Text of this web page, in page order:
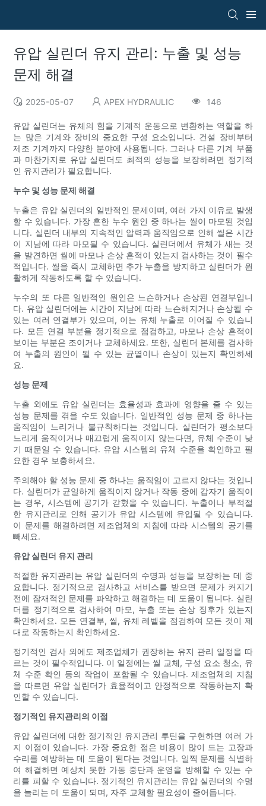
유압 실린더 유지 관리: 누출 및 성능
문제 해결
2025-05-07 APEX HYDRAULIC 146
유압 실린더는 유체의 힘을 기계적 운동으로 변환하는 역할을 하
는 많은 기계와 장비의 중요한 구성 요소입니다. 건설 장비부터
제조 기계까지 다양한 분야에 사용됩니다. 그러나 다른 기계 부품
과 마찬가지로 유압 실린더도 최적의 성능을 보장하려면 정기적
인 유지관리가 필요합니다.
누수 및 성능 문제 해결
누출은 유압 실린더의 일반적인 문제이며, 여러 가지 이유로 발생
할 수 있습니다. 가장 흔한 누수 원인 중 하나는 씰이 마모된 것입
니다. 실린더 내부의 지속적인 압력과 움직임으로 인해 씰은 시간
이 지남에 따라 마모될 수 있습니다. 실린더에서 유체가 새는 것
을 발견하면 씰에 마모나 손상 흔적이 있는지 검사하는 것이 필수
적입니다. 씰을 즉시 교체하면 추가 누출을 방지하고 실린더가 원
활하게 작동하도록 할 수 있습니다.
누수의 또 다른 일반적인 원인은 느슨하거나 손상된 연결부입니
다. 유압 실린더에는 시간이 지남에 따라 느슨해지거나 손상될 수
있는 여러 연결부가 있으며, 이는 유체 누출로 이어질 수 있습니
다. 모든 연결 부분을 정기적으로 점검하고, 마모나 손상 흔적이
보이는 부분은 조이거나 교체하세요. 또한, 실린더 본체를 검사하
여 누출의 원인이 될 수 있는 균열이나 손상이 있는지 확인하세
요.
성능 문제
누출 외에도 유압 실린더는 효율성과 효과에 영향을 줄 수 있는
성능 문제를 겪을 수도 있습니다. 일반적인 성능 문제 중 하나는
움직임이 느리거나 불규칙하다는 것입니다. 실린더가 평소보다
느리게 움직이거나 매끄럽게 움직이지 않는다면, 유체 수준이 낮
기 때문일 수 있습니다. 유압 시스템의 유체 수준을 확인하고 필
요한 경우 보충하세요.
주의해야 할 성능 문제 중 하나는 움직임이 고르지 않다는 것입니
다. 실린더가 균일하게 움직이지 않거나 작동 중에 갑자기 움직이
는 경우, 시스템에 공기가 갇혔을 수 있습니다. 누출이나 부적절
한 유지관리로 인해 공기가 유압 시스템에 유입될 수 있습니다.
이 문제를 해결하려면 제조업체의 지침에 따라 시스템의 공기를
빼세요.
유압 실린더 유지 관리
적절한 유지관리는 유압 실린더의 수명과 성능을 보장하는 데 중
요합니다. 정기적으로 검사하고 서비스를 받으면 문제가 커지기
전에 잠재적인 문제를 파악하고 해결하는 데 도움이 됩니다. 실린
더를 정기적으로 검사하여 마모, 누출 또는 손상 징후가 있는지
확인하세요. 모든 연결부, 씰, 유체 레벨을 점검하여 모든 것이 제
대로 작동하는지 확인하세요.
정기적인 검사 외에도 제조업체가 권장하는 유지 관리 일정을 따
르는 것이 필수적입니다. 이 일정에는 씰 교체, 구성 요소 청소, 유
체 수준 확인 등의 작업이 포함될 수 있습니다. 제조업체의 지침
을 따르면 유압 실린더가 효율적이고 안정적으로 작동하는지 확
인할 수 있습니다.
정기적인 유지관리의 이점
유압 실린더에 대한 정기적인 유지관리 루틴을 구현하면 여러 가
지 이점이 있습니다. 가장 중요한 점은 비용이 많이 드는 고장과
수리를 예방하는 데 도움이 된다는 것입니다. 일찍 문제를 식별하
여 해결하면 예상치 못한 가동 중단과 운영을 방해할 수 있는 수
리를 피할 수 있습니다. 정기적인 유지관리는 유압 실린더의 수명
을 늘리는 데 도움이 되며, 자주 교체할 필요성이 줄어듭니다.